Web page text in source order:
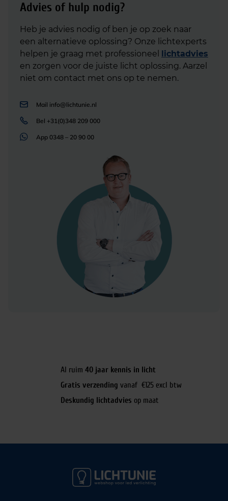
Advies of hulp nodig?
Heb je advies nodig of ben je op zoek naar
een alternatieve oplossing? Onze lichtexperts
helpen je graag met professioneel lichtadvies
en zorgen voor de juiste licht oplossing. Aarzel
niet om contact met ons op te nemen.
Mail info@lichtunie.nl
Bel +31(0)348 209 000
App 0348 – 20 90 00
Al ruim 40 jaar kennis in licht
Gratis verzending vanaf €125 excl btw
Deskundig lichtadvies op maat